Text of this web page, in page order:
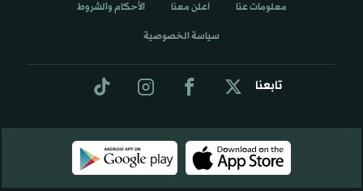
تابعنا
معلومات عنا اعلن معنا الأحكام والشروط
سياسة الخصوصية